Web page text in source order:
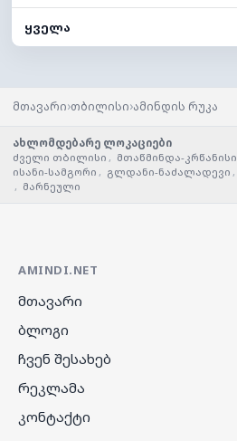
ყველა
მთავარი›თბილისი›ამინდის რუკა
ახლომდებარე ლოკაციები
ძველი თბილისი , მთაწმინდა-კრწანისი
ისანი-სამგორი , გლდანი-ნაძალადევი ,
, მარნეული
AMINDI.NET
მთავარი
ბლოგი
ჩვენ შესახებ
რეკლამა
კონტაქტი